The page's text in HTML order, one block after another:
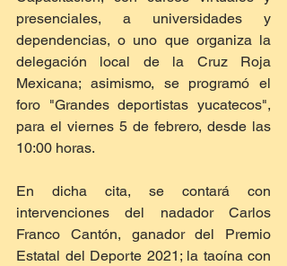
presenciales, a universidades y
dependencias, o uno que organiza la
delegación local de la Cruz Roja
Mexicana; asimismo, se programó el
foro "Grandes deportistas yucatecos",
para el viernes 5 de febrero, desde las
10:00 horas.
En dicha cita, se contará con
intervenciones del nadador Carlos
Franco Cantón, ganador del Premio
Estatal del Deporte 2021; la taoína con